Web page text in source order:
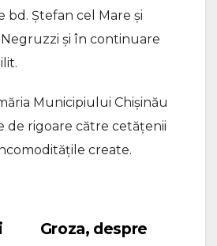
bd. Ștefan cel Mare și
Negruzzi și în continuare
Municipiului Chișinău
de rigoare către cetățenii
create.
Groza, despre